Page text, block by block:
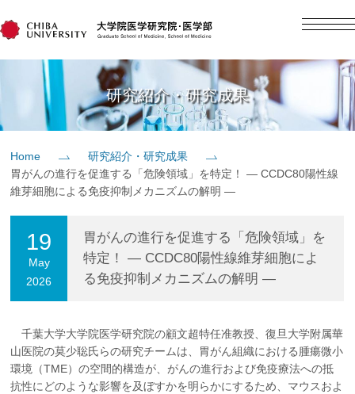
日本語
教育
入学案内
社会貢献
企業の方大学院志望の方医学部志望の方 卒業生の方 在学生・教員の方
お問い合わせ交通アクセス
研究紹介・研究成果
Home
研究紹介・研究成果
胃がんの進行を促進する「危険領域」を特定！ ― CCDC80陽性線
維芽細胞による免疫抑制メカニズムの解明 ―
19
May
2026
胃がんの進行を促進する「危険領域」を
特定！ ― CCDC80陽性線維芽細胞によ
る免疫抑制メカニズムの解明 ―
千葉大学大学院医学研究院の顧文超特任准教授、復旦大学附属華
山医院の莫少聡氏らの研究チームは、胃がん組織における腫瘍微小
環境（TME）の空間的構造が、がんの進行および免疫療法への抵
抗性にどのような影響を及ぼすかを明らかにするため、マウスおよ